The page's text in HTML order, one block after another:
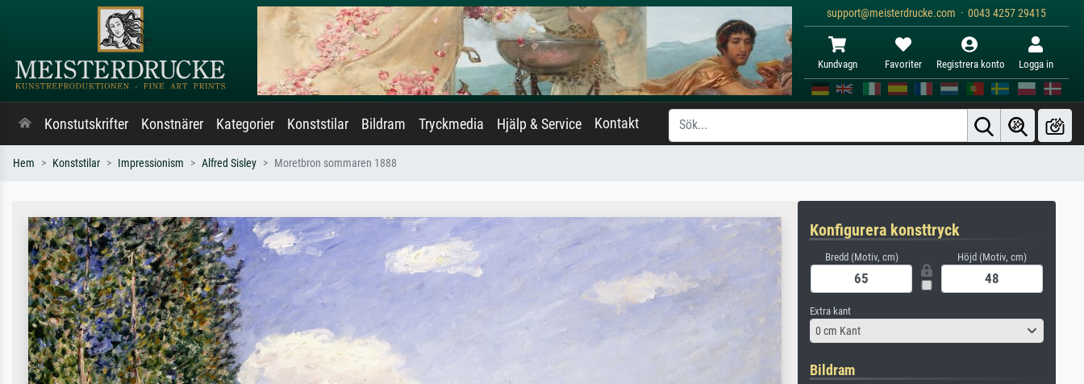
support@meisterdrucke.com · 0043 4257 29415
Kundvagn Favoriter Registrera konto Logga in
Konstutskrifter Konstnärer Kategorier Konststilar Bildram Tryckmedia Hjälp & Service Kontakt
Hem Konststilar Impressionism Alfred Sisley Moretbron sommaren 1888
Konfigurera konsttryck
Bredd (Motiv, cm) Höjd (Motiv, cm)
Extra kant
0 cm Kant
Bildram